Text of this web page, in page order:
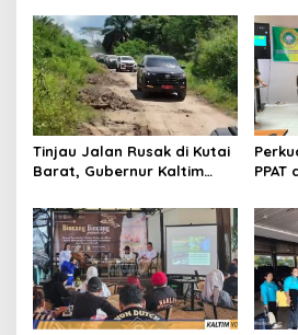
Melenu
Tinjau Jalan Rusak di Kutai
Barat, Gubernur Kaltim
Kilometer